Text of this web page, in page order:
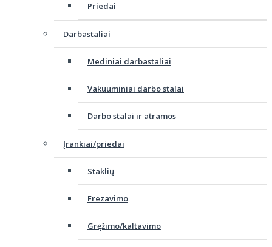
Priedai
Darbastaliai
Mediniai darbastaliai
Vakuuminiai darbo stalai
Darbo stalai ir atramos
Įrankiai/priedai
Staklių
Frezavimo
Gręžimo/kaltavimo